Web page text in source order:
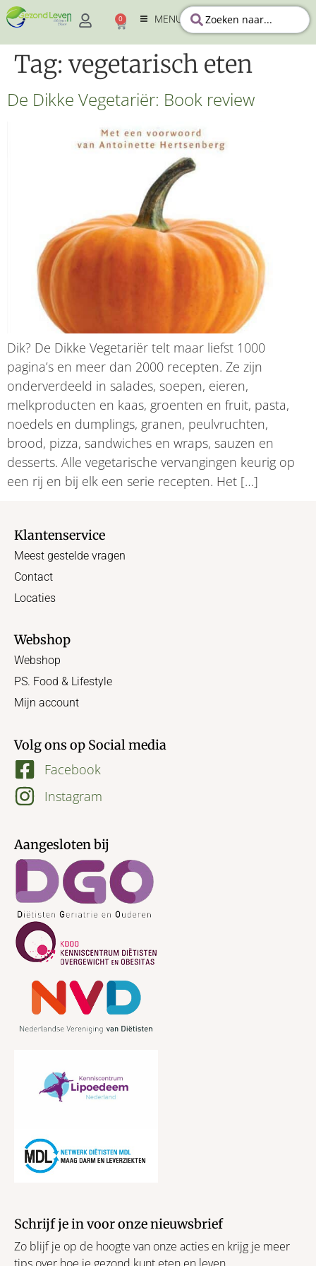
0 MENU
Tag: vegetarisch eten
De Dikke Vegetariër: Book review
Dik? De Dikke Vegetariër telt maar liefst 1000
pagina’s en meer dan 2000 recepten. Ze zijn
onderverdeeld in salades, soepen, eieren,
melkproducten en kaas, groenten en fruit, pasta,
noedels en dumplings, granen, peulvruchten,
brood, pizza, sandwiches en wraps, sauzen en
desserts. Alle vegetarische vervangingen keurig op
een rij en bij elk een serie recepten. Het […]
Klantenservice
Meest gestelde vragen
Contact
Locaties
Webshop
Webshop
PS. Food & Lifestyle
Mijn account
Volg ons op Social media
Facebook
Instagram
Aangesloten bij
Schrijf je in voor onze nieuwsbrief
Zo blijf je op de hoogte van onze acties en krijg je meer